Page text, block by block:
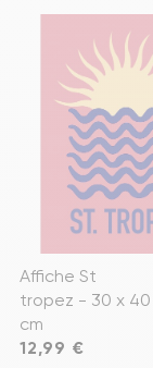
Affiche St
tropez - 30 x 40
cm
Prix
12,99 €